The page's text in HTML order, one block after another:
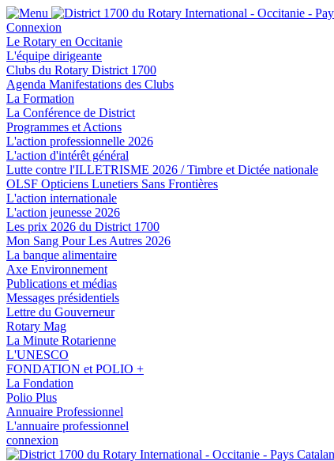
Connexion
Le Rotary en Occitanie
L'équipe dirigeante
Clubs du Rotary District 1700
Agenda Manifestations des Clubs
La Formation
La Conférence de District
Programmes et Actions
L'action professionnelle 2026
L'action d'intérêt général
Lutte contre l'ILLETRISME 2026 / Timbre et Dictée nationale
OLSF Opticiens Lunetiers Sans Frontières
L'action internationale
L'action jeunesse 2026
Les prix 2026 du District 1700
Mon Sang Pour Les Autres 2026
La banque alimentaire
Axe Environnement
Publications et médias
Messages présidentiels
Lettre du Gouverneur
Rotary Mag
La Minute Rotarienne
L'UNESCO
FONDATION et POLIO +
La Fondation
Polio Plus
Annuaire Professionnel
L'annuaire professionnel
connexion